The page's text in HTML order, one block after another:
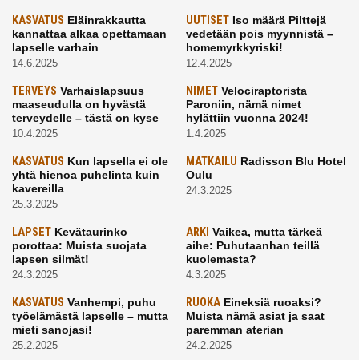
KASVATUS Eläinrakkautta
kannattaa alkaa opettamaan
lapselle varhain
14.6.2025
UUTISETIso määrä Pilttejä
vedetään pois myynnistä –
homemyrkkyriski!
12.4.2025
TERVEYS Varhaislapsuus
maaseudulla on hyvästä
terveydelle – tästä on kyse
10.4.2025
NIMETVelociraptorista
Paroniin, nämä nimet
hylättiin vuonna 2024!
1.4.2025
KASVATUS Kun lapsella ei ole
yhtä hienoa puhelinta kuin
kavereilla
25.3.2025
MATKAILU Radisson Blu Hotel
Oulu
24.3.2025
LAPSET Kevätaurinko
porottaa: Muista suojata
lapsen silmät!
24.3.2025
ARKI Vaikea, mutta tärkeä
aihe: Puhutaanhan teillä
kuolemasta?
4.3.2025
KASVATUS Vanhempi, puhu
työelämästä lapselle – mutta
mieti sanojasi!
25.2.2025
RUOKAEineksiä ruoaksi?
Muista nämä asiat ja saat
paremman aterian
24.2.2025